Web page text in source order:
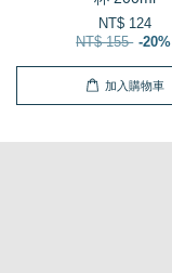
NT$ 124
NT$ 155 -20%
加入購物車